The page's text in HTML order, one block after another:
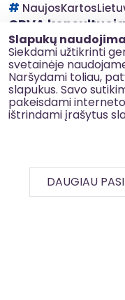
Slapukų
Siekdami užtikrinti
svetainėje
Naršydami toliau,
slapukus. Savo
pakeisdami
ištrindami įrašytus
DAUGIAU
CPVA
dujų gamybos
pristatymas
1 …
Privatumo politika
Slapukų naudojimas